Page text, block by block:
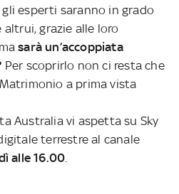
esperti saranno in grado
altrui, grazie alle loro
sarà un’accoppiata
Per scoprirlo non ci resta che
a prima vista
Australia vi aspetta su Sky
terrestre al canale
alle 16.00.